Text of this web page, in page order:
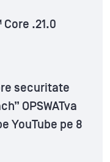
.21.0
securitate
OPSWATva
YouTube pe 8